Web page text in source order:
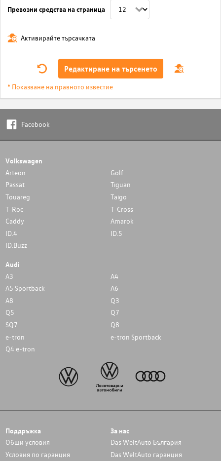
Превозни средства на страница
Активирайте търсачката
Редактиране на търсенето
* Показване на правното известие
Facebook
Volkswagen
Arteon
Golf
Passat
Tiguan
Touareg
Taigo
T-Roc
T-Cross
Caddy
Amarok
ID.4
ID.5
ID.Buzz
Audi
A3
A4
A5 Sportback
A6
A8
Q3
Q5
Q7
SQ7
Q8
e-tron
e-tron Sportback
Q4 e-tron
Поддръжка
Общи условия
Условия по гаранция
За нас
Das WeltAuto България
Das WeltAuto гаранция